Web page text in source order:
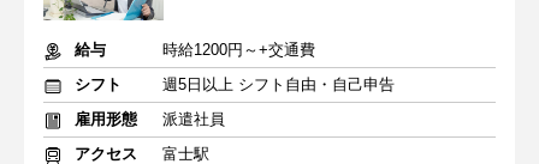
給与
時給1200円～+交通費
シフト
週5日以上 シフト自由・自己申告
雇用形態
派遣社員
アクセス
富士駅